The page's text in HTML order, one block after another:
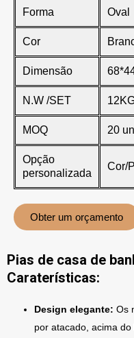
Forma Oval
Cor
Dimensão
N.W /SET
MOQ 20
Opção
personalizada
Cor/
Obter um orçamento
Pias de casa de
Caraterísticas:
Design elegante: Os
por atacado, acima